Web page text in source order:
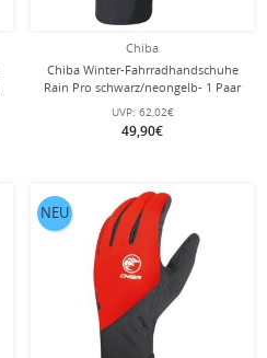
Chiba
Chiba Winter-Fahrradhandschuhe
Rain Pro schwarz/neongelb- 1 Paar
UVP: 62,02€
49,90€
NEU